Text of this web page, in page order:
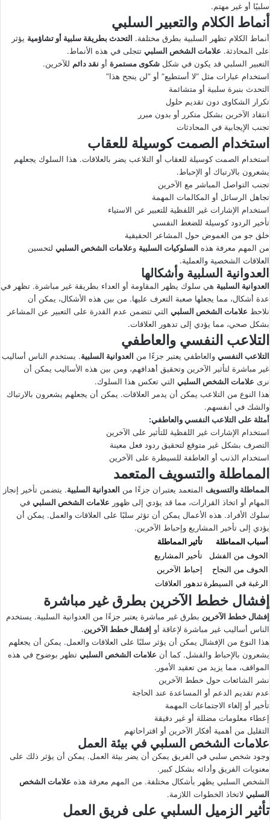
سلبيًا أو غير مهتم.
أنماط الكلام والتعبير السلبي
أنماط الكلام تظهر السلبية بطرق مختلفة. التحدث بطريقة سلبية أو تشاؤمية يؤثر
على المحادثة. علامات الشخص السلبي تتجلى في هذه الأنماط.
التعبير السلبي قد يكون في شكل شكوى مستمرة أو نقد دائم للآخرين.
استخدام عبارات مثل “لا أستطيع” أو “لن ينجح هذا”
التحدث بنبرة سلبية أو متشائمة
تكرار الشكاوى دون تقديم حلول
انتقاد الآخرين بشكل متكرر أو بدون مبرر
تجنب الإيجابية في المحادثات
استخدام الصمت كوسيلة للعقاب
استخدام الصمت كوسيلة للعقاب أو التلاعب يضر بالعلاقات. هذا السلوك يجعلهم
يشعرون بالارتباك أو الإحباط.
تجنب التواصل المباشر مع الآخرين
تجاهل الرسائل أو المكالمات المهمة
استخدام الإشارات غير اللفظية للتعبير عن الاستياء
تأخير الردود كوسيلة للضغط النفسي
خلق جو من الغموض حول المشاعر الحقيقية
من المهم معرفة هذه السلوكيات السلبية وعلامات الشخص السلبي لتحسين
العلاقات الشخصية والعملية.
العدوانية السلبية وأشكالها
العدوانية السلبية هي سلوك يظهر المقاومة أو العداء بطريقة غير مباشرة. تظهر في
عدة أشكال، مما يجعلها صعبة التعرف عليها. من بين هذه الأشكال، يمكن أن
نلاحظ علامات الشخص السلبي التي تتضمن عدم القدرة على التعبير عن المشاعر
بشكل صحي، مما يؤدي إلى تدهور العلاقات.
التلاعب النفسي والعاطفي
التلاعب النفسي والعاطفي يعتبر جزءًا من العدوانية السلبية. يستخدم الناس أساليب
غير مباشرة لتأثير الآخرين وتحقيق أهدافهم، ومن بين هذه الأساليب يمكن أن
نرى علامات الشخص السلبي التي تعكس هذا السلوك.
هذا النوع من التلاعب يمكن أن يدمر العلاقات. يمكن أن يجعلهم يشعرون بالارتباك
والشك في أنفسهم.
أمثلة على التلاعب النفسي والعاطفي:
استخدام الإشارات غير اللفظية للتأثير على الآخرين
التصرف بشكل غير متوقع لتحقيق ردود فعل معينة
استخدام الذنب أو العاطفة للسيطرة على الآخرين
المماطلة والتسويف المتعمد
المماطلة والتسويف المتعمد يعتبران جزءًا من العدوانية السلبية. يتضمن تأخير إنجاز
المهام أو اتخاذ القرارات، مما قد يؤدي إلى ظهور علامات الشخص السلبي في
سلوك الأفراد. هذه الأعمال يمكن أن تؤثر سلبًا على العلاقات والعمل. يمكن أن
يؤدي إلى تأخير المشاريع وإحباط الآخرين.
أسباب المماطلة
تأثير المماطلة
الخوف من الفشل
تأخير المشاريع
الخوف من النجاح
إحباط الآخرين
الرغبة في السيطرةتدهور العلاقات
إفشال خطط الآخرين بطرق غير مباشرة
إفشال خطط الآخرين بطرق غير مباشرة يعتبر جزءًا من العدوانية السلبية. يستخدم
الناس أساليب غير مباشرة لإعاقة أو إفشال خطط الآخرين.
هذا النوع من الإفشال يمكن أن يؤثر سلبًا على العلاقات والعمل. يمكن أن يجعلهم
يشعرون بالإحباط والفشل. كما أن علامات الشخص السلبي تظهر بوضوح في هذه
المواقف، مما يزيد من تعقيد الأمور.
نشر الشائعات حول خطط الآخرين
عدم تقديم الدعم أو المساعدة عند الحاجة
تأخير أو إلغاء الاجتماعات المهمة
إعطاء معلومات مضللة أو غير دقيقة
التقليل من أهمية أفكار الآخرين أو اقتراحاتهم
علامات الشخص السلبي في بيئة العمل
وجود شخص سلبي في الفريق يمكن أن يضر بيئة العمل. يمكن أن يؤثر ذلك على
معنويات الفريق وأدائه بشكل كبير.
الشخص السلبي يظهر بأشكال مختلفة. من المهم معرفة هذه علامات الشخص
السلبي لاتخاذ الخطوات اللازمة.
تأثير الزميل السلبي على فريق العمل